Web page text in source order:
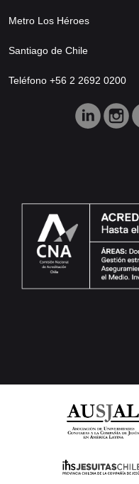
Metro Los Héroes
Santiago de Chile
Teléfono +56 2 2692 0200